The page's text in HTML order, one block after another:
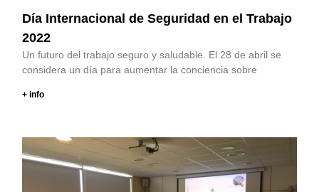
Día Internacional de Seguridad en el Trabajo
2022
Un futuro del trabajo seguro y saludable. El 28 de abril se
considera un día para aumentar la conciencia sobre
+ info